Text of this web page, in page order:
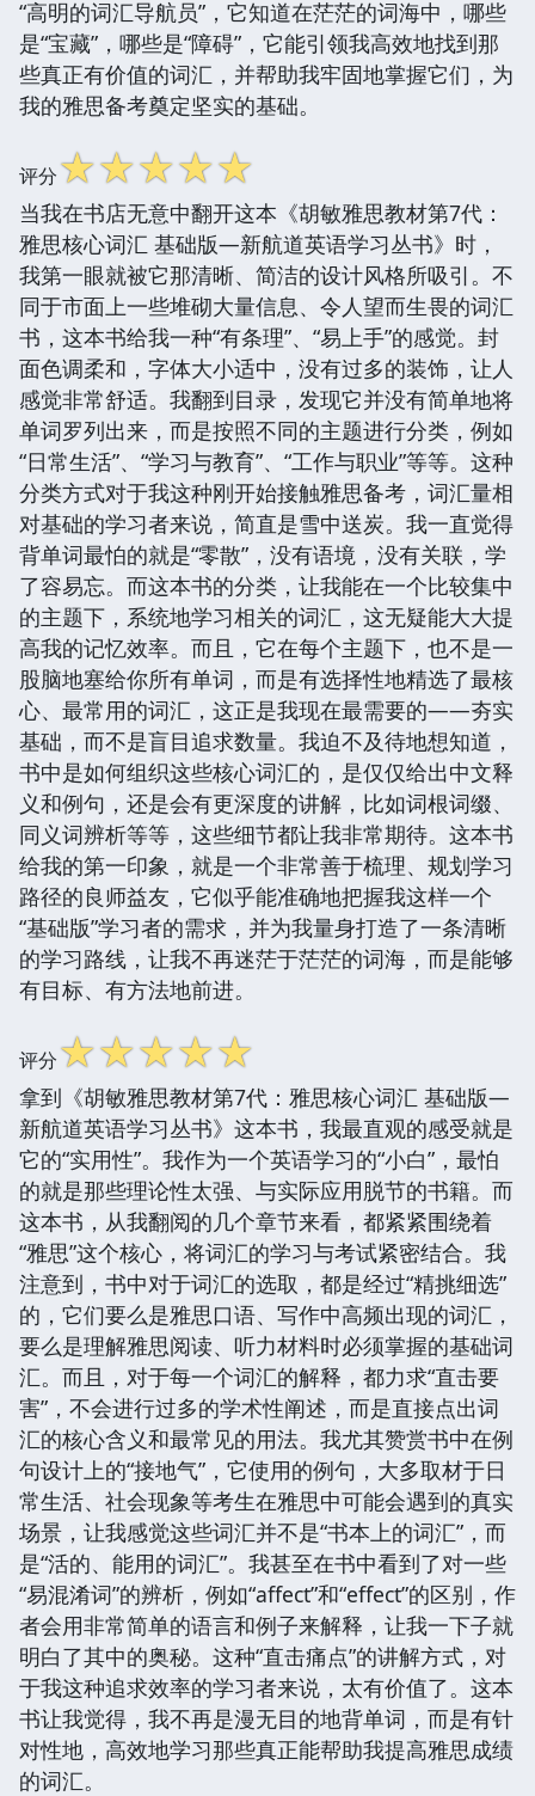
“高明的词汇导航员”，它知道在茫茫的词海中，哪些
是“宝藏”，哪些是“障碍”，它能引领我高效地找到那
些真正有价值的词汇，并帮助我牢固地掌握它们，为
我的雅思备考奠定坚实的基础。
评分☆☆☆☆☆
当我在书店无意中翻开这本《胡敏雅思教材第7代：
雅思核心词汇 基础版—新航道英语学习丛书》时，
我第一眼就被它那清晰、简洁的设计风格所吸引。不
同于市面上一些堆砌大量信息、令人望而生畏的词汇
书，这本书给我一种“有条理”、“易上手”的感觉。封
面色调柔和，字体大小适中，没有过多的装饰，让人
感觉非常舒适。我翻到目录，发现它并没有简单地将
单词罗列出来，而是按照不同的主题进行分类，例如
“日常生活”、“学习与教育”、“工作与职业”等等。这种
分类方式对于我这种刚开始接触雅思备考，词汇量相
对基础的学习者来说，简直是雪中送炭。我一直觉得
背单词最怕的就是“零散”，没有语境，没有关联，学
了容易忘。而这本书的分类，让我能在一个比较集中
的主题下，系统地学习相关的词汇，这无疑能大大提
高我的记忆效率。而且，它在每个主题下，也不是一
股脑地塞给你所有单词，而是有选择性地精选了最核
心、最常用的词汇，这正是我现在最需要的——夯实
基础，而不是盲目追求数量。我迫不及待地想知道，
书中是如何组织这些核心词汇的，是仅仅给出中文释
义和例句，还是会有更深度的讲解，比如词根词缀、
同义词辨析等等，这些细节都让我非常期待。这本书
给我的第一印象，就是一个非常善于梳理、规划学习
路径的良师益友，它似乎能准确地把握我这样一个
“基础版”学习者的需求，并为我量身打造了一条清晰
的学习路线，让我不再迷茫于茫茫的词海，而是能够
有目标、有方法地前进。
评分☆☆☆☆☆
拿到《胡敏雅思教材第7代：雅思核心词汇 基础版—
新航道英语学习丛书》这本书，我最直观的感受就是
它的“实用性”。我作为一个英语学习的“小白”，最怕
的就是那些理论性太强、与实际应用脱节的书籍。而
这本书，从我翻阅的几个章节来看，都紧紧围绕着
“雅思”这个核心，将词汇的学习与考试紧密结合。我
注意到，书中对于词汇的选取，都是经过“精挑细选”
的，它们要么是雅思口语、写作中高频出现的词汇，
要么是理解雅思阅读、听力材料时必须掌握的基础词
汇。而且，对于每一个词汇的解释，都力求“直击要
害”，不会进行过多的学术性阐述，而是直接点出词
汇的核心含义和最常见的用法。我尤其赞赏书中在例
句设计上的“接地气”，它使用的例句，大多取材于日
常生活、社会现象等考生在雅思中可能会遇到的真实
场景，让我感觉这些词汇并不是“书本上的词汇”，而
是“活的、能用的词汇”。我甚至在书中看到了对一些
“易混淆词”的辨析，例如“affect”和“effect”的区别，作
者会用非常简单的语言和例子来解释，让我一下子就
明白了其中的奥秘。这种“直击痛点”的讲解方式，对
于我这种追求效率的学习者来说，太有价值了。这本
书让我觉得，我不再是漫无目的地背单词，而是有针
对性地，高效地学习那些真正能帮助我提高雅思成绩
的词汇。